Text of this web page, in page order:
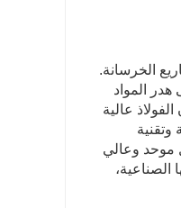
الخرسانة.
هدر المواد
عالية
وتقنية
موحد وعالي
الصناعية،